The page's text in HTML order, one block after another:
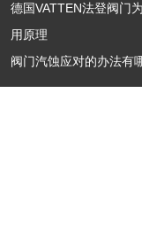
德国VATTEN法登阀门
用原理
阀门汽蚀应对的办法有